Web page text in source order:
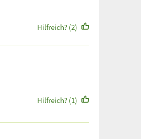
Hilfreich? (2)
Hilfreich? (1)